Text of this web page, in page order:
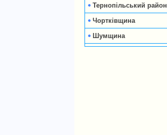
Тернопільський район
Чортківщина
Шумщина